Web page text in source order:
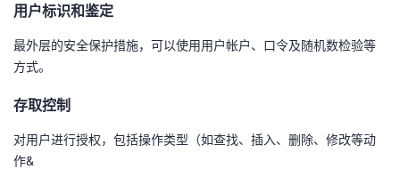
堂
我
的
课
我
的
我
我
的
技
术
我
的
云
用户标识和鉴定
最外层的安全保护措施，可以使用用户帐户、口令及随机数检验等
方式。
存取控制
对用户进行授权，包括操作类型（如查找、插入、删除、修改等动
作&